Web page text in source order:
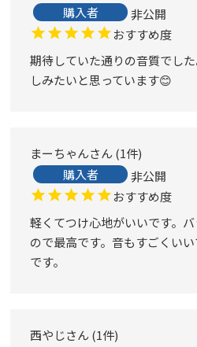
購入者
非公開
おすすめ度
期待していた通りの音質でし
しみたいと思っています😊
まーちゃん 1件
購入者
非公開
おすすめ度
軽くてつけ心地がいいです。
ので最高です。音もすごくい
です。
西やじ 1件